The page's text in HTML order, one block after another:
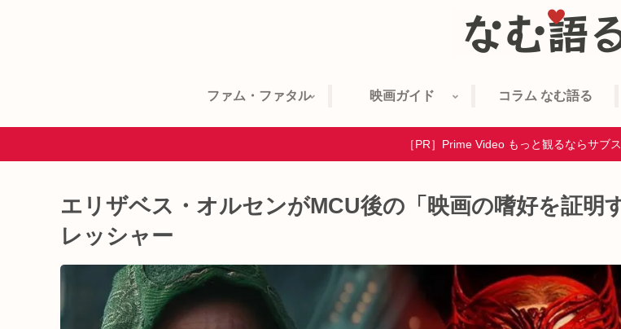
ファム・ファタル 映画ガイド コラム なむ語る
［PR］Prime Video もっと観るならサブ
エリザベス・オルセンがMCU後の「映画の嗜好を証明
レッシャー